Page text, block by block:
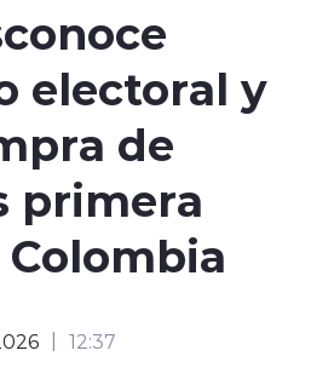
electoral y
de
primera
12:37